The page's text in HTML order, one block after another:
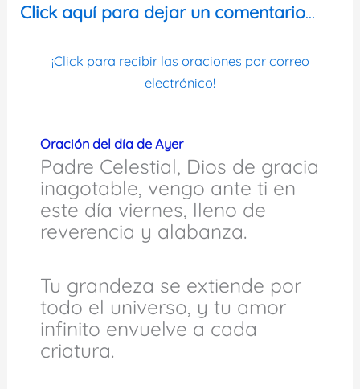
Click aquí para dejar un comentario…
¡Click para recibir las oraciones por correo
electrónico!
Oración del día de Ayer
Padre Celestial, Dios de gracia
inagotable, vengo ante ti en
este día viernes, lleno de
reverencia y alabanza.
Tu grandeza se extiende por
todo el universo, y tu amor
infinito envuelve a cada
criatura.